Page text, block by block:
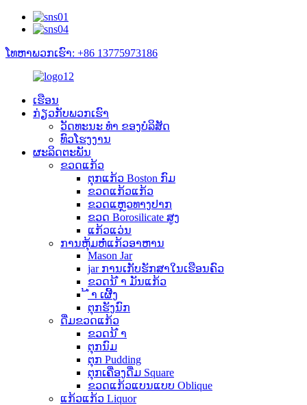
ໂທຫາພວກເຮົາ: +86 13775973186
ເຮືອນ
ກ່ຽວ​ກັບ​ພວກ​ເຮົາ
ວັດທະນະ ທຳ ຂອງບໍລິສັດ
ທົວໂຮງງານ
ຜະລິດຕະພັນ
ຂວດແກ້ວ
ຕຸກແກ້ວ Boston ກົມ
ຂວດແກ້ວແກ້ວ
ຂວດແຫຼວທາງປາກ
ຂວດ Borosilicate ສູງ
ແກ້ວແວ່ນ
ການຫຸ້ມຫໍ່ແກ້ວອາຫານ
Mason Jar
jar ການເກັບຮັກສາໃນເຮືອນຄົວ
ຂວດນ້ ຳ ມັນແກ້ວ
້ ຳ ເຜີ້ງ
ຕຸກຮັງນົກ
ດື່ມຂວດແກ້ວ
ຂວດນ້ ຳ
ຕຸກນົມ
ຕຸກ Pudding
ຕຸກເຄື່ອງດື່ມ Square
ຂວດແກ້ວແບນແບບ Oblique
ແກ້ວແກ້ວ Liquor